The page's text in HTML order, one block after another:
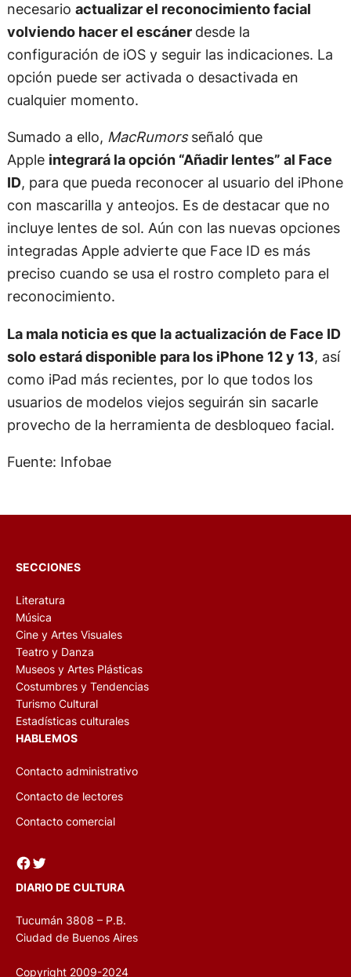
necesario actualizar el reconocimiento facial
volviendo hacer el escáner desde la
configuración de iOS y seguir las indicaciones. La
opción puede ser activada o desactivada en
cualquier momento.
Sumado a ello, MacRumorsseñaló que
Apple integrará la opción “Añadir lentes” al Face
ID, para que pueda reconocer al usuario del iPhone
con mascarilla y anteojos. Es de destacar que no
incluye lentes de sol. Aún con las nuevas opciones
integradas Apple advierte que Face ID es más
preciso cuando se usa el rostro completo para el
reconocimiento.
La mala noticia es que la actualización de Face ID
solo estará disponible para los iPhone 12 y 13 , así
como iPad más recientes, por lo que todos los
usuarios de modelos viejos seguirán sin sacarle
provecho de la herramienta de desbloqueo facial.
Fuente: Infobae
SECCIONES
Literatura
Música
Cine y Artes Visuales
Teatro y Danza
Museos y Artes Plásticas
Costumbres y Tendencias
Turismo Cultural
Estadísticas culturales
HABLEMOS
Contacto administrativo
Contacto de lectores
Contacto comercial
Facebook Twitter
DIARIO DE CULTURA
Tucumán 3808 – P.B.
Ciudad de Buenos Aires
Copyright 2009-2024